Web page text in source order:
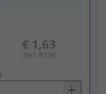
€ 1,63
(incl. BTW)